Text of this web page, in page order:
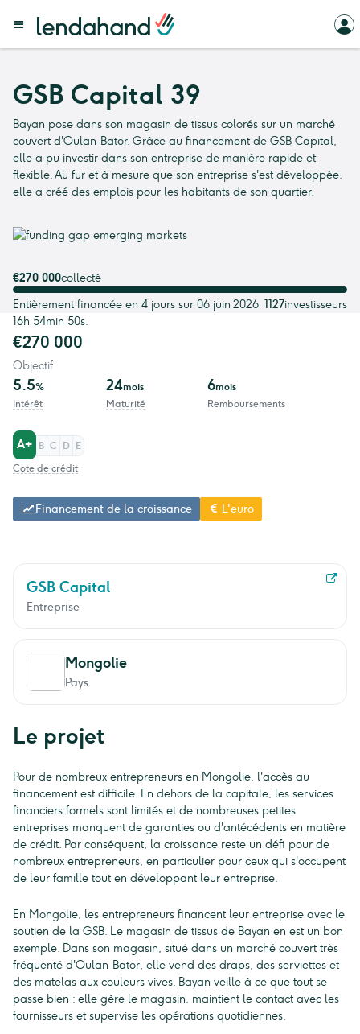
GSB Capital 39
Bayan pose dans son magasin de tissus colorés sur un marché
couvert d'Oulan-Bator. Grâce au financement de GSB Capital,
elle a pu investir dans son entreprise de manière rapide et
flexible. Au fur et à mesure que son entreprise s'est développée,
elle a créé des emplois pour les habitants de son quartier.
GSB Capital
Entreprise
Mongolie
Pays
Le projet
Pour de nombreux entrepreneurs en Mongolie, l'accès au
financement est difficile. En dehors de la capitale, les services
financiers formels sont limités et de nombreuses petites
entreprises manquent de garanties ou d'antécédents en matière
de crédit. Par conséquent, la croissance reste un défi pour de
nombreux entrepreneurs, en particulier pour ceux qui s'occupent
de leur famille tout en développant leur entreprise.
En Mongolie, les entrepreneurs financent leur entreprise avec le
soutien de la GSB. Le magasin de tissus de Bayan en est un bon
exemple. Dans son magasin, situé dans un marché couvert très
fréquenté d'Oulan-Bator, elle vend des draps, des serviettes et
des matelas aux couleurs vives. Bayan veille à ce que tout se
passe bien : elle gère le magasin, maintient le contact avec les
fournisseurs et supervise les opérations quotidiennes.
€270 000collecté
Entièrement financée en 4 jours sur 06 juin 2026
16h 54min 50s.
1127investisseurs
€270 000
Objectif
5.5%
Intérêt
24mois
Maturité
6mois
Remboursements
A+ B C D
E
Cote de crédit
Financement de la croissance L'euro